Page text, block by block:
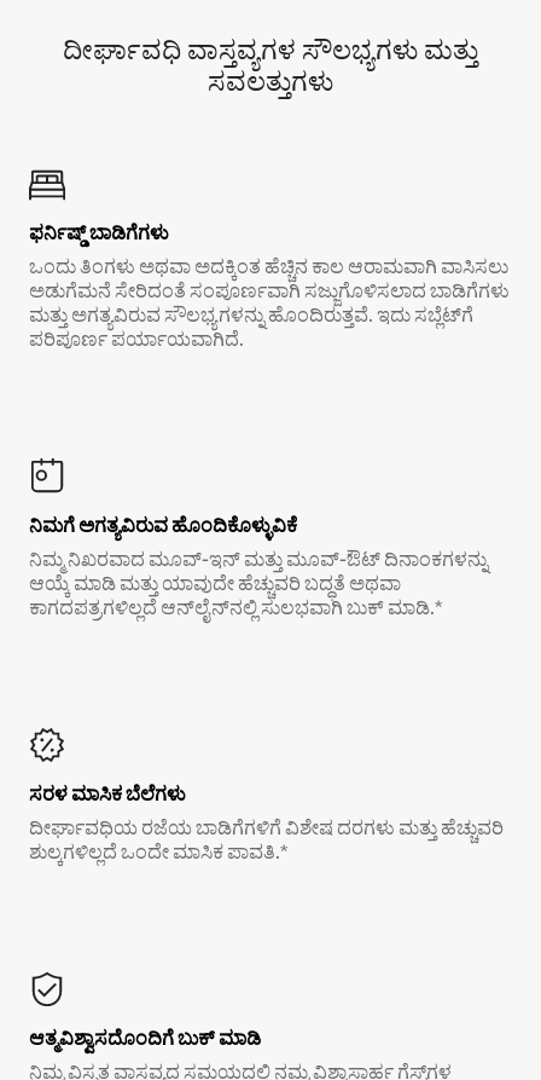
ದೀರ್ಘಾವಧಿ ವಾಸ್ತವ್ಯಗಳ ಸೌಲಭ್ಯಗಳು ಮತ್ತು
ಸವಲತ್ತುಗಳು
ಫರ್ನಿಷ್ಡ್ ಬಾಡಿಗೆಗಳು
ಒಂದು ತಿಂಗಳು ಅಥವಾ ಅದಕ್ಕಿಂತ ಹೆಚ್ಚಿನ ಕಾಲ ಆರಾಮವಾಗಿ ವಾಸಿಸಲು
ಅಡುಗೆಮನೆ ಸೇರಿದಂತೆ ಸಂಪೂರ್ಣವಾಗಿ ಸಜ್ಜುಗೊಳಿಸಲಾದ ಬಾಡಿಗೆಗಳು
ಮತ್ತು ಅಗತ್ಯವಿರುವ ಸೌಲಭ್ಯಗಳನ್ನು ಹೊಂದಿರುತ್ತವೆ. ಇದು ಸಬ್ಲೆಟ್‌ಗೆ
ಪರಿಪೂರ್ಣ ಪರ್ಯಾಯವಾಗಿದೆ.
ನಿಮಗೆ ಅಗತ್ಯವಿರುವ ಹೊಂದಿಕೊಳ್ಳುವಿಕೆ
ನಿಮ್ಮ ನಿಖರವಾದ ಮೂವ್-ಇನ್ ಮತ್ತು ಮೂವ್-ಔಟ್ ದಿನಾಂಕಗಳನ್ನು
ಆಯ್ಕೆ ಮಾಡಿ ಮತ್ತು ಯಾವುದೇ ಹೆಚ್ಚುವರಿ ಬದ್ಧತೆ ಅಥವಾ
ಕಾಗದಪತ್ರಗಳಿಲ್ಲದೆ ಆನ್‌ಲೈನ್‌ನಲ್ಲಿ ಸುಲಭವಾಗಿ ಬುಕ್ ಮಾಡಿ.*
ಸರಳ ಮಾಸಿಕ ಬೆಲೆಗಳು
ದೀರ್ಘಾವಧಿಯ ರಜೆಯ ಬಾಡಿಗೆಗಳಿಗೆ ವಿಶೇಷ ದರಗಳು ಮತ್ತು ಹೆಚ್ಚುವರಿ
ಶುಲ್ಕಗಳಿಲ್ಲದೆ ಒಂದೇ ಮಾಸಿಕ ಪಾವತಿ.*
ಆತ್ಮವಿಶ್ವಾಸದೊಂದಿಗೆ ಬುಕ್ ಮಾಡಿ
ನಿಮ್ಮ ವಿಸ್ತೃತ ವಾಸ್ತವ್ಯದ ಸಮಯದಲ್ಲಿ ನಮ್ಮ ವಿಶ್ವಾಸಾರ್ಹ ಗೆಸ್ಟ್‌ಗಳ